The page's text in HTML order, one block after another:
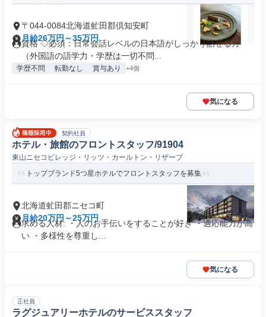
〒044-0084北海道虻田郡倶知安町
月給26万円～35万円
資格 ◇必須：日常会話レベルの日本語がしっかり話せる方
（外国語の語学力・学歴は一切不問...
学歴不問 転勤なし 賞与あり +4個
気になる
契約社員
ホテル・旅館のフロントスタッフ/91904
東山ニセコビレッジ・リッツ・カールトン・リザーブ
トップブランド5つ星ホテルでフロントスタッフを募集
北海道虻田郡ニセコ町
月給20万円～25万円
求める人材: ・人のお手伝いをすることが好き ・適応能力が高
い ・多様性を尊重し...
気になる
正社員
ラグジュアリーホテルのサービススタッフ